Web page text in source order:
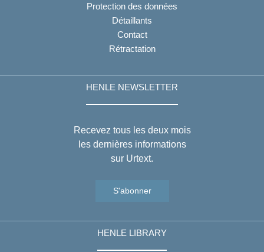
Protection des données
Détaillants
Contact
Rétractation
HENLE NEWSLETTER
Recevez tous les deux mois
les dernières informations
sur Urtext.
S'abonner
HENLE LIBRARY